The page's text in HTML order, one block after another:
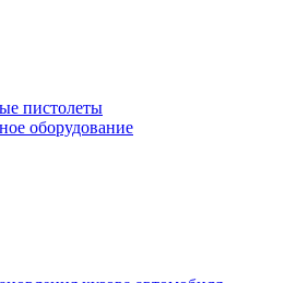
пистолеты
оборудование